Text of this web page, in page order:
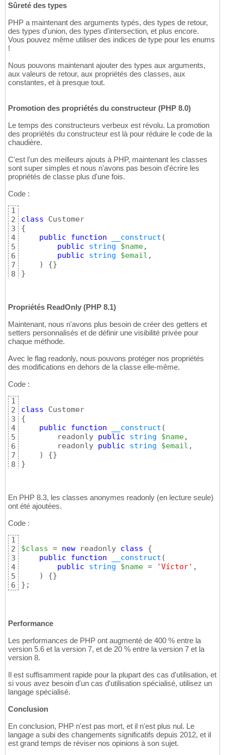
15
do_stuff(Suit::Spades
Sûreté des types
PHP a maintenant des arguments typés, des types de retour,
des types d'union, des types d'intersection, et plus encore.
Vous pouvez même utiliser des indices de type pour les enums
!
Nous pouvons maintenant ajouter des types aux arguments,
aux valeurs de retour, aux propriétés des classes, aux
constantes, et à presque tout.
Promotion des propriétés du constructeur (PHP 8.0)
Le temps des constructeurs verbeux est révolu. La promotion
des propriétés du constructeur est là pour réduire le code de la
chaudière.
C'est l'un des meilleurs ajouts à PHP, maintenant les classes
sont super simples et nous n'avons pas besoin d'écrire les
propriétés de classe plus d'une fois.
Code :
1
2
3
4
5
6
7
8
class
{
public
function __construct (
public
string $name,
public
string $email ,
)
{}
}
Propriétés ReadOnly (PHP 8.1)
Maintenant, nous n'avons plus besoin de créer des getters et
setters personnalisés et de définir une visibilité privée pour
chaque méthode.
Avec le flag readonly, nous pouvons protéger nos propriétés
des modifications en dehors de la classe elle-même.
Code :
1
2
3
4
5
6
7
8
class
{
public
function __construct (
        readonly
public string $name,
        readonly
public string $email ,
)
{}
}
En PHP 8.3, les classes anonymes readonly (en lecture seule)
ont été ajoutées.
Code :
1
2
3
4
5
6
$class = new readonly class
{
public
function __construct (
public
string $name = 'Víctor' ,
)
{}
} ;
Performance
Les performances de PHP ont augmenté de 400 % entre la
version 5.6 et la version 7, et de 20 % entre la version 7 et la
version 8.
Il est suffisamment rapide pour la plupart des cas d'utilisation, et
si vous avez besoin d'un cas d'utilisation spécialisé, utilisez un
langage spécialisé.
Conclusion
En conclusion, PHP n'est pas mort, et il n'est plus nul. Le
langage a subi des changements significatifs depuis 2012, et il
est grand temps de réviser nos opinions à son sujet.